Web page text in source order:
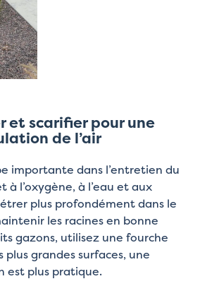
et scarifier pour une
de l’air
importante dans l’entretien du
à l’oxygène, à l’eau et aux
plus profondément dans le
les racines en bonne
gazons, utilisez une fourche
plus grandes surfaces, une
est plus pratique.